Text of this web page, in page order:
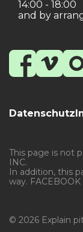
Datenschutz
14:00 - 18:00
and by
© 2026 Explain
This page is not
INC.
In addition, this
way.